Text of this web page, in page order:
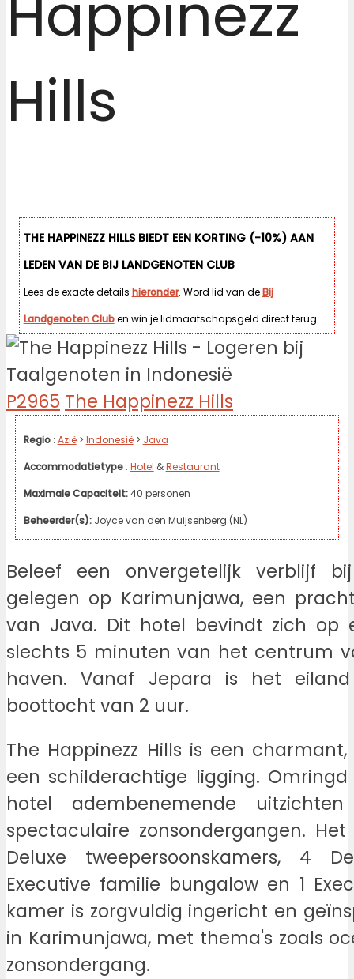
Hills
THE HAPPINEZZ HILLS BIEDT EEN KORTING (-10%) AAN
LEDEN VAN DE BIJ LANDGENOTEN CLUB
Lees de exacte details hieronder. Word lid van deBij
Landgenoten Cluben win je lidmaatschapsgeld direct terug.
P2965 The Happinezz Hills
Regio: Azië> Indonesië> Java
Accommodatietype: Hotel &Restaurant
Maximale Capaciteit:40 personen
Beheerder(s): Joyce van den Muijsenberg (NL)
Beleef een onvergetelijk verblijf
gelegen op Karimunjawa, een
van Java. Dit hotel bevindt zich op
slechts 5 minuten van het centrum
haven. Vanaf Jepara is het
boottocht van 2 uur.
The Happinezz Hills is een
een schilderachtige ligging.
hotel adembenemende
spectaculaire zonsondergangen.
Deluxe tweepersoonskamers, 4
Executive familie bungalow en 1
kamer is zorgvuldig ingericht en
in Karimunjawa, met thema's zoals
zonsondergang.